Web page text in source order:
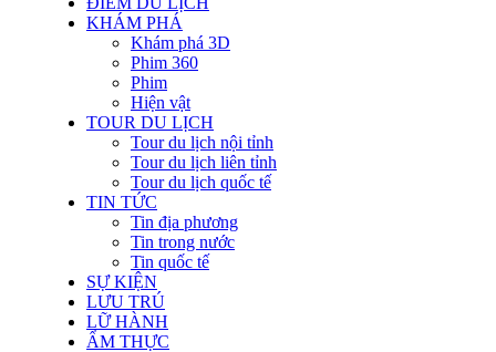
KHÁM PHÁ
Khám phá 3D
Phim 360
Phim
Hiện vật
TOUR DU LỊCH
Tour du lịch nội tỉnh
Tour du lịch liên tỉnh
Tour du lịch quốc tế
TIN TỨC
Tin địa phương
Tin trong nước
Tin quốc tế
SỰ KIỆN
LƯU TRÚ
LỮ HÀNH
ẨM THỰC